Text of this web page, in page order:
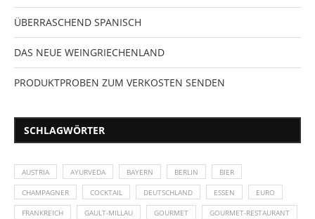
ÜBERRASCHEND SPANISCH
DAS NEUE WEINGRIECHENLAND
PRODUKTPROBEN ZUM VERKOSTEN SENDEN
SCHLAGWÖRTER
AUSTRIA AYURVEDA BAYERN BERLIN BIER
CHAMPAGNER COCKTAIL DEUTSCHLAND ESSEN EURO
FRANKREICH GAULT-MILLAU GOURMET GOURMET-RESTAURANT